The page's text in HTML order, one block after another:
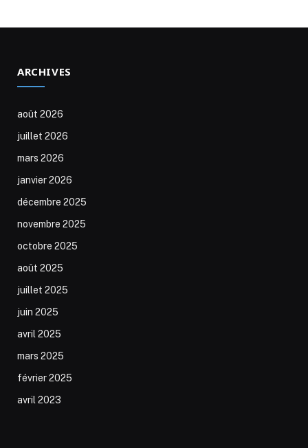
ARCHIVES
août 2026
juillet 2026
mars 2026
janvier 2026
décembre 2025
novembre 2025
octobre 2025
août 2025
juillet 2025
juin 2025
avril 2025
mars 2025
février 2025
avril 2023